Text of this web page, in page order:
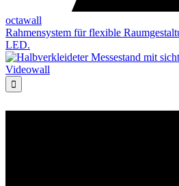
octawall
Rahmensystem für flexible
LED.
